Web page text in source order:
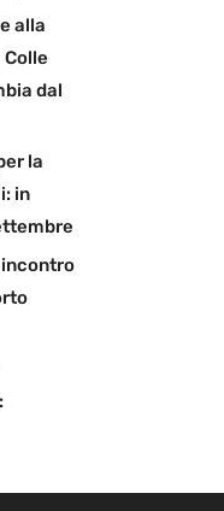
alla
dal
la
in